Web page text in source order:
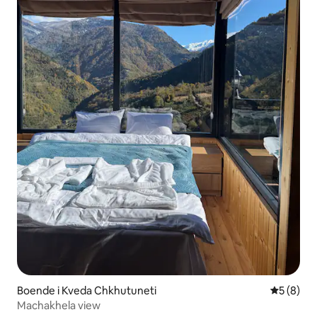
Boende i Kveda Chkhutuneti 5 av 5 i
5 (8)
Machakhela view